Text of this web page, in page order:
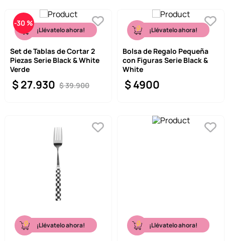
-30 %
¡Llévatelo ahora!
Set de Tablas de Cortar 2
Piezas Serie Black & White
Verde
$39.900
$27.930
¡Llévatelo ahora!
Bolsa de Regalo Pequeña
con Figuras Serie Black &
White
$4900
¡Llévatelo ahora! ¡Llévatelo ahora!